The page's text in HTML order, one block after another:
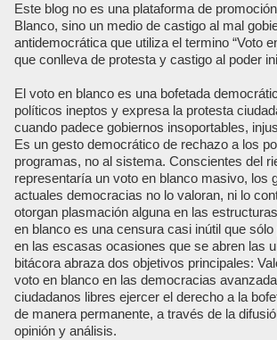
Este blog no es una plataforma de
Blanco, sino un medio de castigo al mal
antidemocrática que utiliza el termino “Voto
que conlleva de protesta y castigo al poder
El voto en blanco es una bofetada
políticos ineptos y expresa la protesta
cuando padece gobiernos insoportables,
Es un gesto democrático de rechazo a los
programas, no al sistema. Conscientes del
representaría un voto en blanco masivo, los
actuales democracias no lo valoran, ni lo
otorgan plasmación alguna en las
en blanco es una censura casi inútil que
en las escasas ocasiones que se abren las
bitácora abraza dos objetivos principales:
voto en blanco en las democracias
ciudadanos libres ejercer el derecho a la
de manera permanente, a través de la
opinión y análisis.